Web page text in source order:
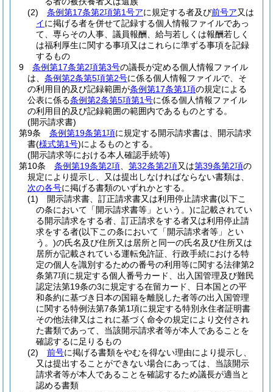
(2)
条例第17条第2項第1号アに規定する者及び前号ア又は
イに掲げる者を併せて記録する個人情報ファイルであっ
て、専らその人事、議員報酬、給与若しくは報酬若しく
は福利厚生に関する事項又はこれらに準ずる事項を記録
するもの
9
条例第17条第2項第3号の議長が定める個人情報ファイル
は、 条例第2条第5項第2号に係る個人情報ファイルで、そ
の利用目的及び記録範囲が条例第17条第1項の規定による
公表に係る条例第2条第5項第1号に係る個人情報ファイル
の利用目的及び記録範囲の範囲内であるものとする。
(開示請求書)
第9条
条例第19条第1項に規定する開示請求書は、開示請求
書(様式第1号)によるものとする。
(開示請求等における本人確認手続等)
第10条
条例第19条第2項 第32条第2項又は第39条第2項の
規定により提示し、又は提出しなければならない書類は、
次の各号に掲げる書類のいずれかとする。
(1)
開示請求書、訂正請求書又は利用停止請求書(以下こ
の条において「開示請求書等」という。)に記載されてい
る開示請求をする者、訂正請求をする者又は利用停止請
求をする者(以下この条において「開示請求者等」とい
う。)の氏名及び住所又は居所と同一の氏名及び住所又は
居所が記載されている運転免許証、行政手続における特
定の個人を識別するための番号の利用等に関する法律第2
条第7項に規定する個人番号カード、出入国管理及び難民
認定法第19条の3に規定する在留カード、日本国との平
和条約に基づき日本の国籍を離脱した者等の出入国管理
に関する特例法第7条第1項に規定する特別永住者証明書
その他法律又はこれに基づく命令の規定により交付され
た書類であって、当該開示請求者等が本人であることを
確認するに足りるもの
(2)
前号に掲げる書類をやむを得ない理由により提示し、
又は提出することができない場合にあっては、当該開示
請求者等が本人であることを確認するため議長が適当と
認める書類